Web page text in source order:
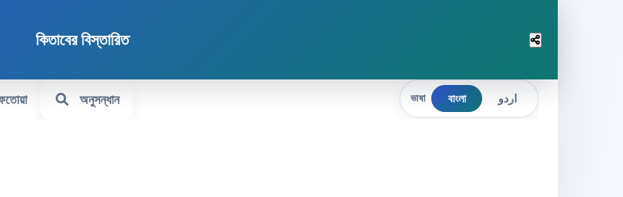
কিতাবের বিস্তারিত
অনুসন্ধান ভাষা বাংলা اردو